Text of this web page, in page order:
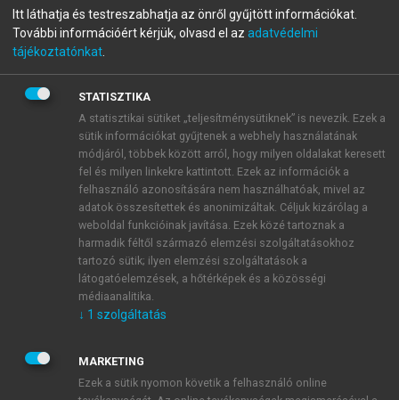
fiókoddal,vagy hozz létre új fiókot.
A regisztráció után apróbaidőszakautomatikusan
BELÉPÉS SAJÁT FIÓKKAL
ÚJ FIÓK LÉTREHOZÁSA
1 óra díjmentes hozzáférés
E-MAIL-CÍM
JELSZÓ
Itt láthatja és testreszabhatja az önről gyűjtött információkat.
További információért kérjük, olvasd el az adatvédelmi
tájékoztatónkat
STATISZTIKA
A statisztikai sütiket „teljesítménysütiknek” is nevezik. Ezek a
sütik információkat gyűjtenek a webhely használatának
módjáról, többek között arról, hogy milyen oldalakat keresett
fel és milyen linkekre kattintott. Ezek az információk a
felhasználó azonosítására nem használhatóak, mivel az
adatok összesítettek és anonimizáltak. Céljuk kizárólag a
weboldal funkcióinak javítása. Ezek közé tartoznak a
harmadik féltől származó elemzési szolgáltatásokhoz
tartozó sütik; ilyen elemzési szolgáltatások a
látogatóelemzések, a hőtérképek és a közösségi
médiaanalitika.
↓ 1 szolgáltatás
MARKETING
Ezek a sütik nyomon követik a felhasználó online